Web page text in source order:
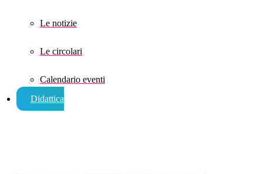
Le notizie
Le circolari
Calendario eventi
Didattica